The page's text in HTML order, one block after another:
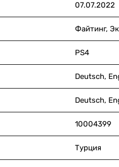
07.07.2022
Файтинг,
PS4
Deutsch,
Deutsch,
10004399
Турция